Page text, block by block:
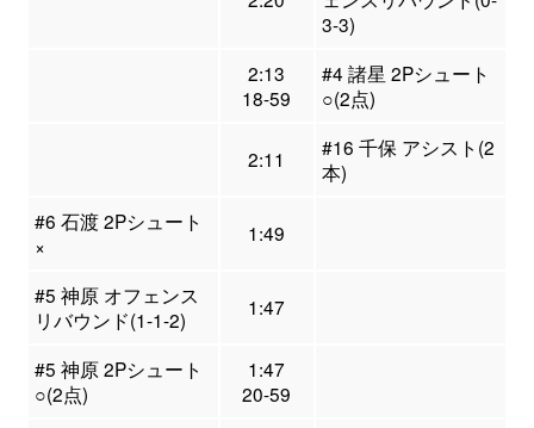
3-3)
2:13
18-59
#4 諸星 2Pシュート
○(2点)
2:11
#16 千保 アシスト(2
本)
#6 石渡 2Pシュート
×
1:49
#5 神原 オフェンス
リバウンド(1-1-2)
1:47
#5 神原 2Pシュート
○(2点)
1:47
20-59